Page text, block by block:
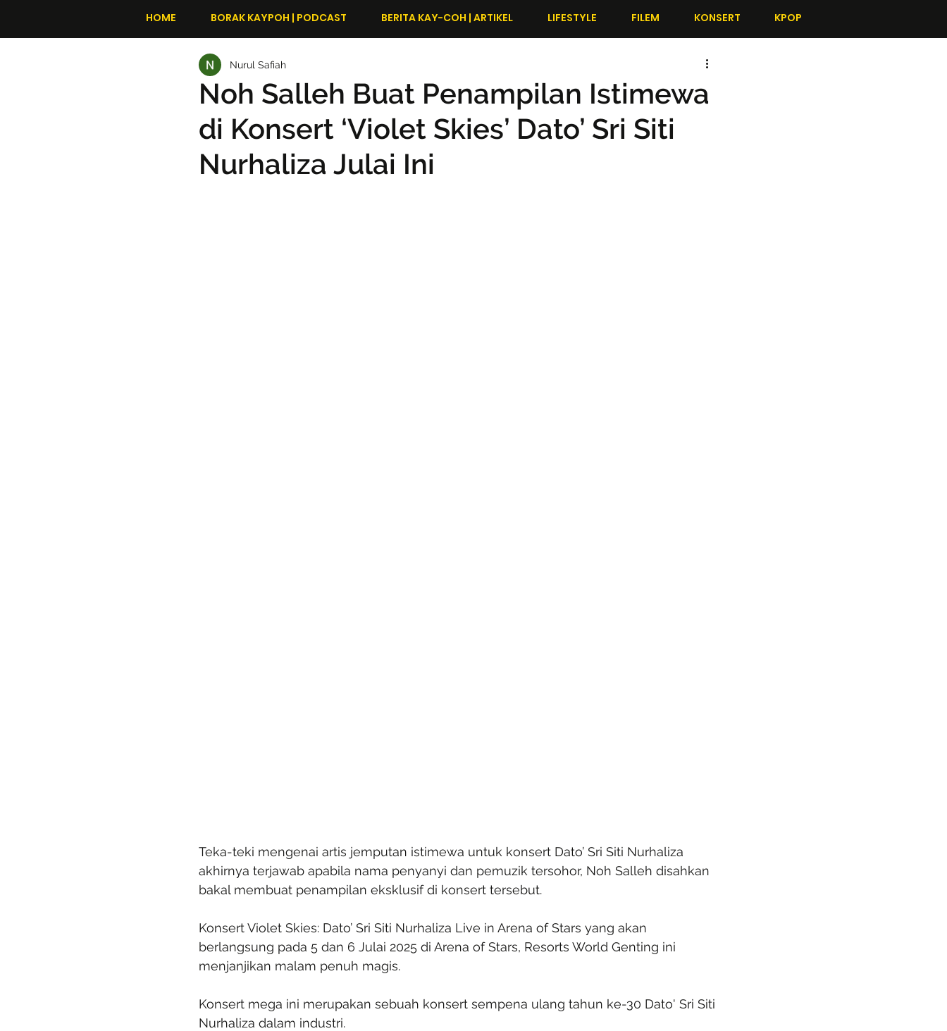
HOME BORAK KAYPOH | PODCAST BERITA KAY-COH | ARTIKEL LIFESTYLE FILEM KONSERT KPOP
Noh Salleh Buat Penampilan Istimewa
di Konsert ‘Violet Skies’ Dato’ Sri Siti
Nurhaliza Julai Ini
Nurul Safiah
Teka-teki mengenai artis jemputan istimewa untuk konsert Dato’ Sri Siti Nurhaliza
akhirnya terjawab apabila nama penyanyi dan pemuzik tersohor, Noh Salleh disahkan
bakal membuat penampilan eksklusif di konsert tersebut.
Konsert Violet Skies: Dato’ Sri Siti Nurhaliza Live in Arena of Stars yang akan
berlangsung pada 5 dan 6 Julai 2025 di Arena of Stars, Resorts World Genting ini
menjanjikan malam penuh magis.
Konsert mega ini merupakan sebuah konsert sempena ulang tahun ke-30 Dato' Sri Siti
Nurhaliza dalam industri.